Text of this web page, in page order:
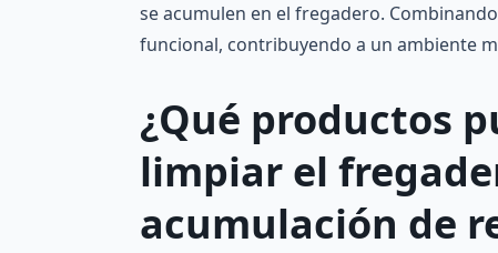
se acumulen en el fregadero.
funcional, contribuyendo a un ambiente
¿Qué productos
limpiar el
acumulación de